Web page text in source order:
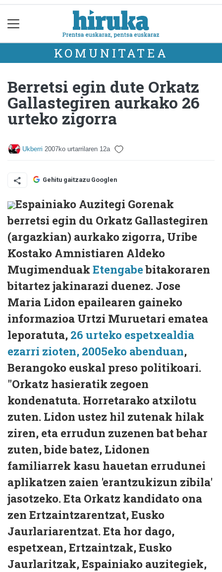
KOMUNITATEA
Berretsi egin dute Orkatz
Gallastegiren aurkako 26
urteko zigorra
Ukberri 2007ko urtarrilaren 12a
Gehitu gaitzazu Googlen
Espainiako Auzitegi Gorenak
berretsi egin du Orkatz Gallastegiren
(argazkian) aurkako zigorra, Uribe
Kostako Amnistiaren Aldeko
Mugimenduak Etengabebitakoraren
bitartez jakinarazi duenez. Jose
Maria Lidon epailearen gaineko
informazioa Urtzi Muruetari ematea
leporatuta, 26 urteko espetxealdia
ezarri zioten, 2005eko abenduan,
Berangoko euskal preso politikoari.
"Orkatz hasieratik zegoen
kondenatuta. Horretarako atxilotu
zuten. Lidon ustez hil zutenak hilak
ziren, eta errudun zuzenen bat behar
zuten, bide batez, Lidonen
familiarrek kasu hauetan errudunei
aplikatzen zaien 'erantzukizun zibila'
jasotzeko. Eta Orkatz kandidato ona
zen Ertzaintzarentzat, Eusko
Jaurlariarentzat. Eta hor dago,
espetxean, Ertzaintzak, Eusko
Jaurlaritzak, Espainiako auzitegiek,